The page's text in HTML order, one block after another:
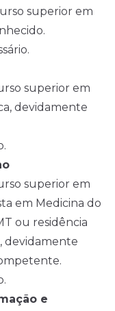
superior em
superior em
devidamente
superior em
em Medicina do
ou residência
devidamente
e